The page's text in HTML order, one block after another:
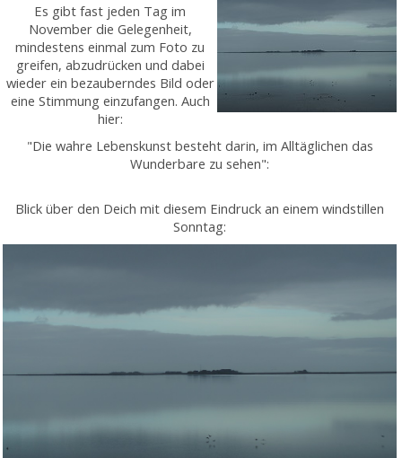
Es gibt fast jeden Tag im
November die Gelegenheit,
mindestens einmal zum Foto zu
greifen, abzudrücken und dabei
wieder ein bezauberndes Bild oder
eine Stimmung einzufangen. Auch
hier:
"Die wahre Lebenskunst besteht darin, im Alltäglichen das
Wunderbare zu sehen":
Blick über den Deich mit diesem Eindruck an einem windstillen
Sonntag: